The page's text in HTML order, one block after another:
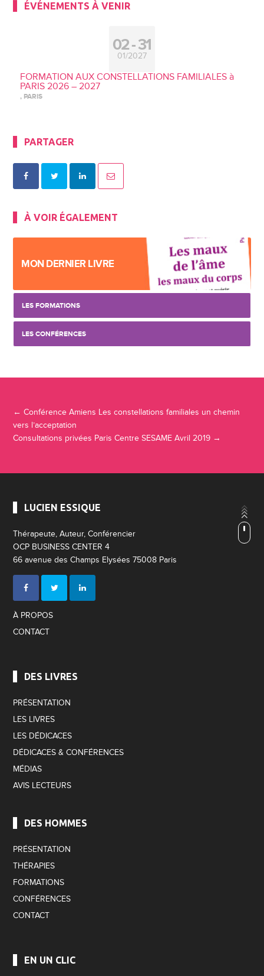
ÉVÉNEMENTS À VENIR
02 31
01/2027
FORMATION AUX CONSTELLATIONS FAMILIALES à
PARIS 2026 – 2027
, PARIS
PARTAGER
À VOIR ÉGALEMENT
MON DERNIER LIVRE
LES FORMATIONS
LES CONFÉRENCES
← Conférence Amiens Les constellations familiales un chemin
vers l’acceptation
Consultations privées Paris Centre SESAME Avril 2019 →
LUCIEN ESSIQUE
Thérapeute, Auteur, Conférencier
OCP BUSINESS CENTER 4
66 avenue des Champs Elysées 75008 Paris
À PROPOS
CONTACT
DES LIVRES
PRÉSENTATION
LES LIVRES
LES DÉDICACES
DÉDICACES & CONFÉRENCES
MÉDIAS
AVIS LECTEURS
DES HOMMES
PRÉSENTATION
THÉRAPIES
FORMATIONS
CONFÉRENCES
CONTACT
EN UN CLIC